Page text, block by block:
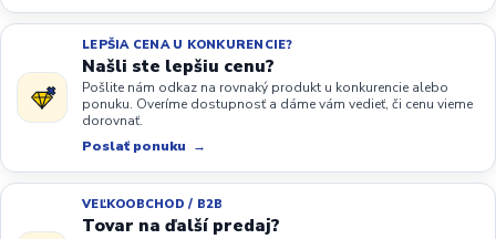
LEPŠIA CENA U KONKURENCIE?
Našli ste lepšiu cenu?
Pošlite nám odkaz na rovnaký produkt u konkurencie alebo
ponuku. Overíme dostupnosť a dáme vám vedieť, či cenu vieme
dorovnať.
Poslať ponuku
VEĽKOOBCHOD / B2B
Tovar na ďalší predaj?